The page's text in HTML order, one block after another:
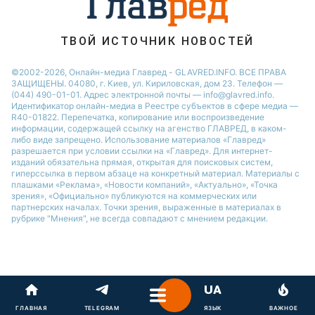
ТВОЙ ИСТОЧНИК НОВОСТЕЙ
©2002-2026, Онлайн-медиа Главред - GLAVRED.INFO. ВСЕ ПРАВА
ЗАЩИЩЕНЫ. 04080, г. Киев, ул. Кириловская, дом 23. Телефон —
(044) 490-01-01. Адрес электронной почты — info@glavred.info.
Идентификатор онлайн-медиа в Реестре cубъектов в сфере медиа —
R40-01822. Перепечатка, копирование или воспроизведение
информации, содержащей ссылку на агенство ГЛАВРЕД, в каком-
либо виде запрещено. Использование материалов «Главред»
разрешается при условии ссылки на «Главред». Для интернет-
изданий обязательна прямая, открытая для поисковых систем,
гиперссылка в первом абзаце на конкретный материал. Материалы с
плашками «Реклама», «Новости компаний», «Актуально», «Точка
зрения», «Официально» публикуются на коммерческих или
партнерских началах. Точки зрения, выраженные в материалах в
рубрике "Мнения", не всегда совпадают с мнением редакции.
ГЛАВНАЯ TELEGRAM ЯЗЫК ВАЖНОЕ